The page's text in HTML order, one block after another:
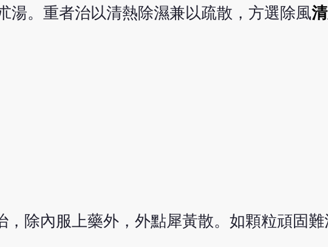
湯。重者治以清熱除濕兼以疏散，方選除風
，除內服上藥外，外點犀黃散。如顆粒頑固難